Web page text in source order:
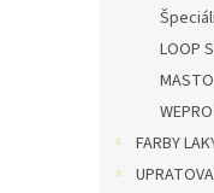
LOOP
FARBY